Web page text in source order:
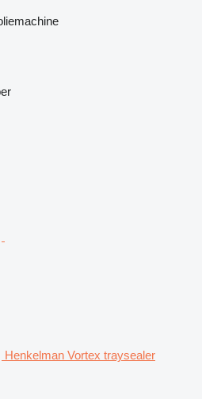
Henkelman Vortex traysealer